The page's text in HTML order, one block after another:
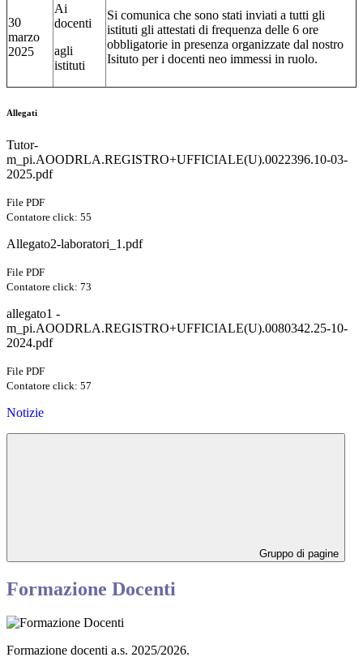
30
marzo
2025
Ai
docenti
agli
istituti
Si comunica che sono stati inviati a tutti gli
istituti gli attestati di frequenza delle 6 ore
obbligatorie in presenza organizzate dal nostro
Isituto per i docenti neo immessi in ruolo.
Allegati
Tutor-
m_pi.AOODRLA.REGISTRO+UFFICIALE(U).0022396.10-03-
2025.pdf
File PDF
Contatore click: 55
Allegato2-laboratori_1.pdf
File PDF
Contatore click: 73
allegato1 -
m_pi.AOODRLA.REGISTRO+UFFICIALE(U).0080342.25-10-
2024.pdf
File PDF
Contatore click: 57
Notizie
Gruppo di pagine
Formazione Docenti
Formazione docenti a.s. 2025/2026.